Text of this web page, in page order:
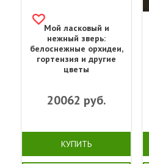
Мой ласковый и
нежный зверь:
белоснежные орхидеи,
гортензия и другие
цветы
20062 руб.
КУПИТЬ